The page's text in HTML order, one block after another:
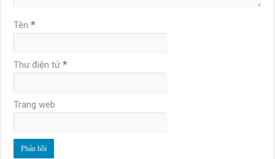
Tên*
Thư điện tử*
Trang web